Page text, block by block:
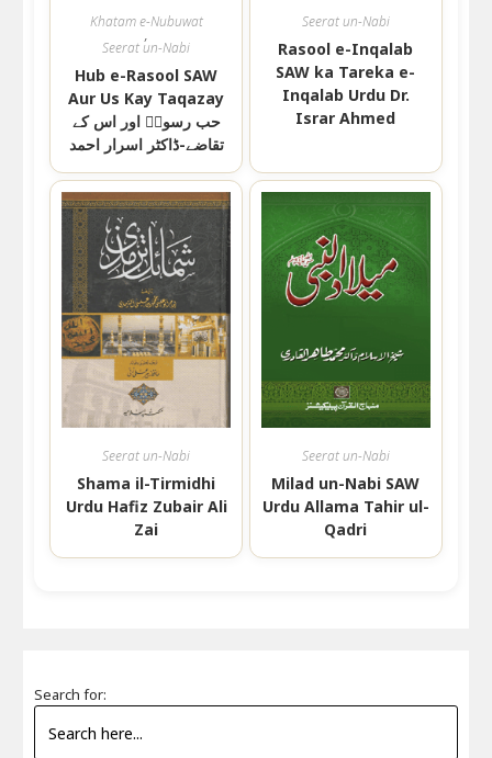
Khatam e-Nubuwat
,
Seerat un-Nabi
Hub e-Rasool SAW
Aur Us Kay Taqazay
حب رسولۖ اور اس کے
تقاضے-ڈاکٹر اسرار احمد
Seerat un-Nabi
Rasool e-Inqalab
SAW ka Tareka e-
Inqalab Urdu Dr.
Israr Ahmed
Seerat un-Nabi
Shama il-Tirmidhi
Urdu Hafiz Zubair Ali
Zai
Seerat un-Nabi
Milad un-Nabi SAW
Urdu Allama Tahir ul-
Qadri
Search for: